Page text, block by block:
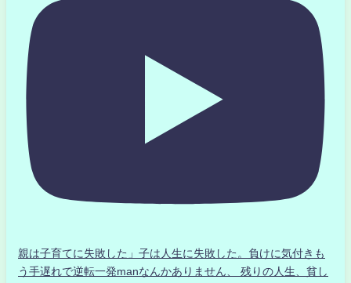
親は子育てに失敗した」子は人生に失敗した。負けに気付きも
う手遅れで逆転一発manなんかありません、 残りの人生、貧し